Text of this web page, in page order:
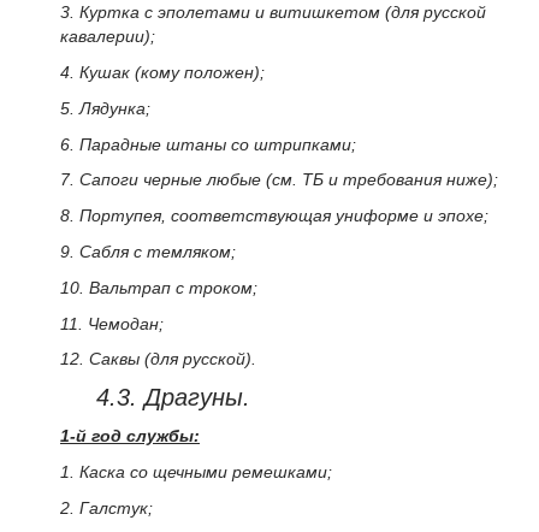
3. Куртка с эполетами и витишкетом (для русской
кавалерии);
4. Кушак (кому положен);
5. Лядунка;
6. Парадные штаны со штрипками;
7. Сапоги черные любые (см. ТБ и требования ниже);
8. Портупея, соответствующая униформе и эпохе;
9. Сабля с темляком;
10. Вальтрап с троком;
11. Чемодан;
12. Саквы (для русской).
4.3. Драгуны.
1-й год службы:
1. Каска со щечными ремешками;
2. Галстук;